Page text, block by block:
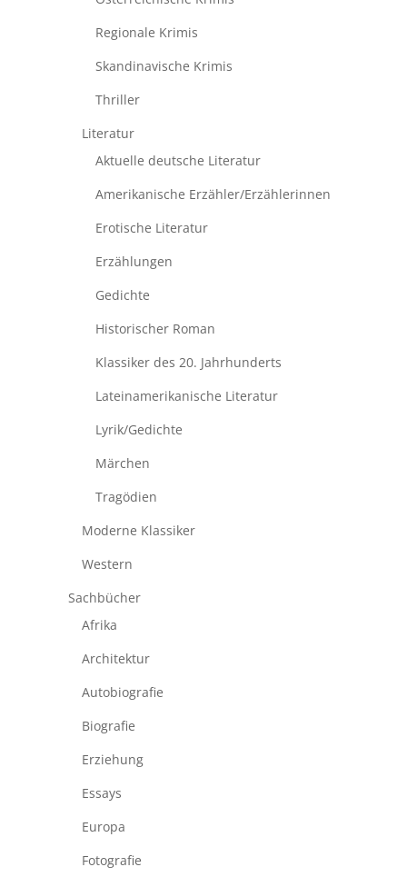
Regionale Krimis
Skandinavische Krimis
Thriller
Literatur
Aktuelle deutsche Literatur
Amerikanische Erzähler/Erzählerinnen
Erotische Literatur
Erzählungen
Gedichte
Historischer Roman
Klassiker des 20. Jahrhunderts
Lateinamerikanische Literatur
Lyrik/Gedichte
Märchen
Tragödien
Moderne Klassiker
Western
Sachbücher
Afrika
Architektur
Autobiografie
Biografie
Erziehung
Essays
Europa
Fotografie